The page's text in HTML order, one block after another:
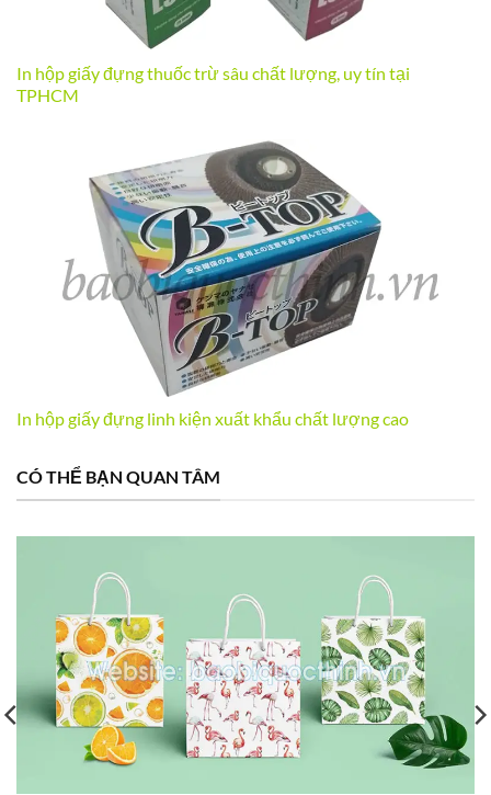
In hộp giấy đựng thuốc trừ sâu chất lượng, uy tín tại
TPHCM
In hộp giấy đựng linh kiện xuất khẩu chất lượng cao
CÓ THỂ BẠN QUAN TÂM